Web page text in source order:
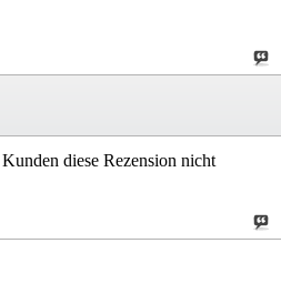
diese Rezension nicht